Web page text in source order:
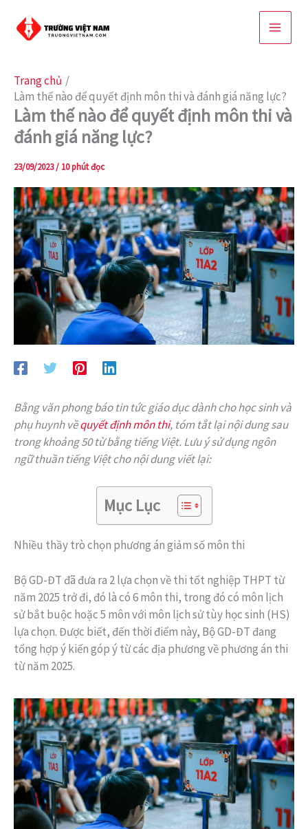
Trang chủ
Làm thế nào để quyết định môn thi và đánh giá năng lực?
Làm thế nào để quyết định môn thi và
đánh giá năng lực?
23/09/2023/ 10 phút đọc
Bằng văn phong báo tin tức giáo dục dành cho học sinh và
phụ huynh vềquyết định môn thi, tóm tắt lại nội dung sau
trong khoảng 50 từ bằng tiếng Việt. Lưu ý sử dụng ngôn
ngữ thuần tiếng Việt cho nội dung viết lại:
Mục Lục
Nhiều thầy trò chọn phương án giảm số môn thi
Bộ GD-ĐT đã đưa ra 2 lựa chọn về thi tốt nghiệp THPT từ
năm 2025 trở đi, đó là có 6 môn thi, trong đó có môn lịch
sử bắt buộc hoặc 5 môn với môn lịch sử tùy học sinh (HS)
lựa chọn. Được biết, đến thời điểm này, Bộ GD-ĐT đang
tổng hợp ý kiến góp ý từ các địa phương về phương án thi
từ năm 2025.